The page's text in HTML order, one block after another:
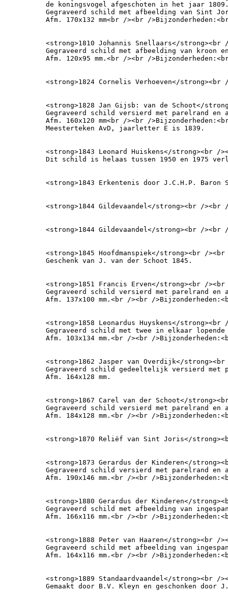
de koningsvogel afgeschoten in het jaar
Gegraveerd schild met afbeelding van Sint
Afm. 170x132 mm<br /><br /
<strong>1810 Johannis Snellaars</
Gegraveerd schild met afbeelding van kroon
Afm. 120x95 mm.<br /><br /
<strong>1824 Cornelis Verhoeven</
<strong>1828 Jan Gijsb: van de Schoot</
Gegraveerd schild versierd met parelrand en
Afm. 160x120 mm<br /><br /
Meesterteken AvD, jaarletter E is 1839.
<strong>1843 Leonard Huiskens</
Dit schild is helaas tussen 1950 en 1975
<strong>1843 Erkentenis door J.C.H.P.
<strong>1844 Gildevaandel</strong><br /
<strong>1844 Gildevaandel</strong><br /
<strong>1845 Hoofdmanspiek</strong><br /><br
Geschenk van J. van der Schoot 1845.
<strong>1851 Francis Erven</strong><br /
Gegraveerd schild versierd met parelrand en
Afm. 137x100 mm.<br /><br /
<strong>1858 Leonardus Huyskens</
Gegraveerd schild met twee in elkaar
Afm. 103x134 mm.<br /><br /
<strong>1862 Jasper van Overdijk</
Gegraveerd schild gedeeltelijk versierd met
Afm. 164x128 mm.
<strong>1867 Carel van der Schoot</
Gegraveerd schild versierd met parelrand
Afm. 184x128 mm.<br /><br /
<strong>1870 Reliëf van Sint Joris</
<strong>1873 Gerardus der Kinderen</
Gegraveerd schild versierd met parelrand en
Afm. 190x146 mm.<br /><br /
<strong>1880 Gerardus der Kinderen</
Gegraveerd schild met afbeelding van
Afm. 166x116 mm.<br /><br /
<strong>1888 Peter van Haaren</strong><br
Gegraveerd schild met afbeelding van
Afm. 164x116 mm.<br /><br /
<strong>1889 Standaardvaandel</strong><br
Gemaakt door B.V. Kleyn en geschonken